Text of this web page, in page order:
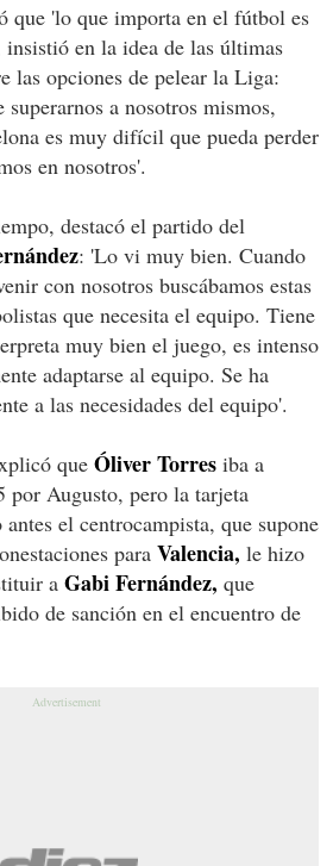
que 'lo que importa en el fútbol es
insistió en la idea de las últimas
las opciones de pelear la Liga:
superarnos a nosotros mismos,
es muy difícil que pueda perder
en nosotros'.
destacó el partido del
: 'Lo vi muy bien. Cuando
con nosotros buscábamos estas
que necesita el equipo. Tiene
muy bien el juego, es intenso
adaptarse al equipo. Se ha
a las necesidades del equipo'.
que Óliver Torres iba a
por Augusto, pero la tarjeta
el centrocampista, que supone
para Valencia, le hizo
a Gabi Fernández, que
de sanción en el encuentro de